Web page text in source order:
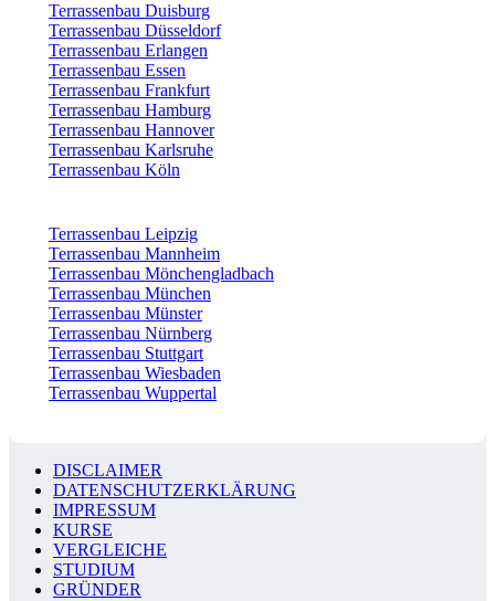
Terrassenbau Duisburg
Terrassenbau Düsseldorf
Terrassenbau Erlangen
Terrassenbau Essen
Terrassenbau Frankfurt
Terrassenbau Hamburg
Terrassenbau Hannover
Terrassenbau Karlsruhe
Terrassenbau Köln
Terrassenbau Leipzig
Terrassenbau Mannheim
Terrassenbau Mönchengladbach
Terrassenbau München
Terrassenbau Münster
Terrassenbau Nürnberg
Terrassenbau Stuttgart
Terrassenbau Wiesbaden
Terrassenbau Wuppertal
DISCLAIMER
DATENSCHUTZERKLÄRUNG
IMPRESSUM
KURSE
VERGLEICHE
STUDIUM
GRÜNDER